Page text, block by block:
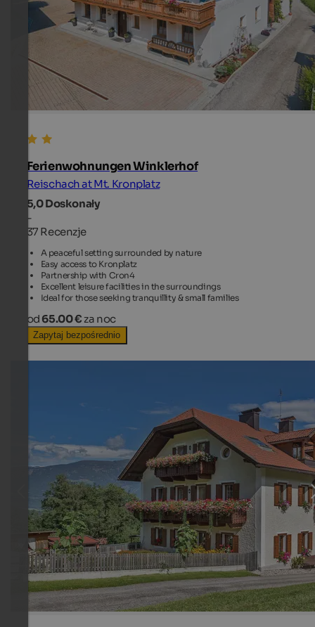
Ferienwohnungen Winklerhof
Reischach at Mt. Kronplatz
5,0Doskonały
-
37 Recenzje
A peaceful setting surrounded by nature
Easy access to Kronplatz
Partnership with Cron4
Excellent leisure facilities in the surroundings
Ideal for those seeking tranquillity & small families
od 65.00 € za noc
Zapytaj bezpośrednio